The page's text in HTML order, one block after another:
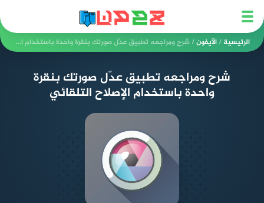
الرئيسية /الآيفون/شرح ومراجعه تطبيق عدّل صورتك بنقرة واحدة باستخدام الإصلاح التلقائي
شرح ومراجعه تطبيق عدّل صورتك بنقرة
واحدة باستخدام الإصلاح التلقائي